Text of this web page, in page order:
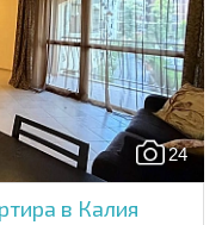
24
в Калия